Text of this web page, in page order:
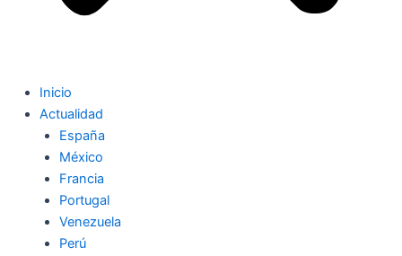
Inicio
Actualidad
España
México
Francia
Portugal
Venezuela
Perú